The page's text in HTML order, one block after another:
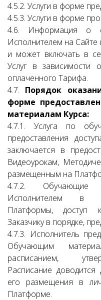
4.5.2. Услуги в форме
4.5.3. Услуги в форме
4.6. Информация о
Исполнителем на
и может включать в
Услуг в зависимости
оплаченного Тарифа.
4.7. Порядок
форме
материалам Курса:
4.7.1. Услуга по
предоставления
заключается в
Видеоурокам,
размещенным на
4.7.2. Обучающие
Исполнителем в
Платформы, доступ
Заказчику в порядке,
4.7.3. Исполнитель
Обучающим
расписанием,
Расписание
его размещения в
Платформе.